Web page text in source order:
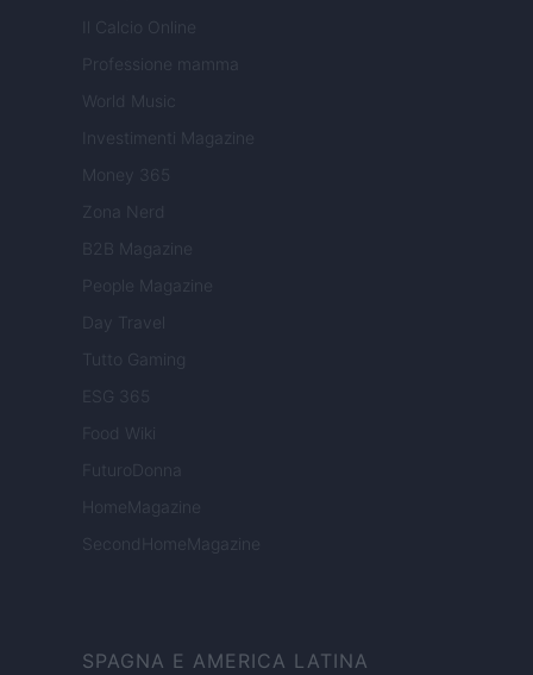
Il Calcio Online
Professione mamma
World Music
Investimenti Magazine
Money 365
Zona Nerd
B2B Magazine
People Magazine
Day Travel
Tutto Gaming
ESG 365
Food Wiki
FuturoDonna
HomeMagazine
SecondHomeMagazine
SPAGNA E AMERICA LATINA